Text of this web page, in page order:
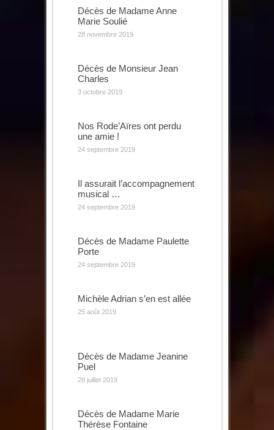
Décès de Madame Anne
Marie Soulié
28 novembre 2019
Décès de Monsieur Jean
Charles
3 octobre 2019
Nos Rode’Aïres ont perdu
une amie !
24 septembre 2019
Il assurait l’accompagnement
musical …
24 septembre 2019
Décès de Madame Paulette
Porte
24 septembre 2019
Michèle Adrian s’en est allée
25 août 2019
Décès de Madame Jeanine
Puel
28 juillet 2019
Décès de Madame Marie
Thérèse Fontaine